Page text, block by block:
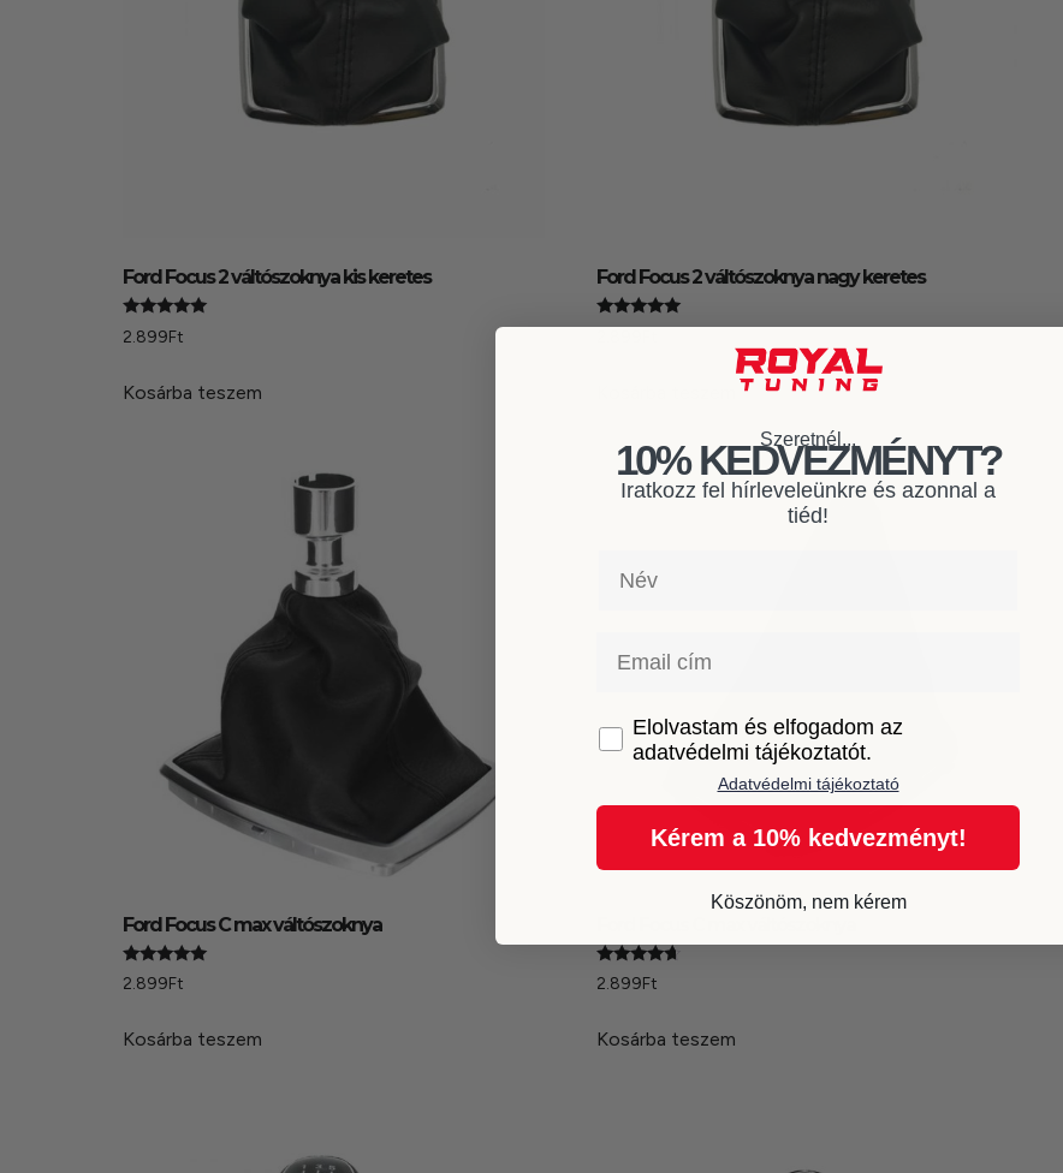
Ford Focus 2 váltószoknya kis keretes
Értékelés:
4.94
2.899Ft
Kosárba teszem
Ford Focus 2 váltószoknya nagy keretes
Értékelés:
Ford Focus C max váltószoknya
Értékelés:
5.00
2.899Ft
Kosárba teszem
Értékelés:
4.50
2.899Ft
Kosárba teszem
Szeretnél...
10% KEDVEZMÉNYT?
Iratkozz fel hírleveleünkre és azonnal a
tiéd!
GDPRElolvastam és elfogadom az
adatvédelmi tájékoztatót.
Adatvédelmi tájékoztató
Kérem a 10% kedvezményt!
Köszönöm, nem kérem